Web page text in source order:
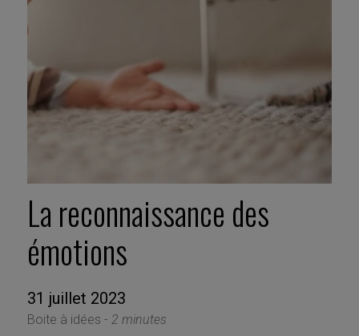
La reconnaissance des
émotions
31 juillet 2023
Boite à idées - 2 minutes